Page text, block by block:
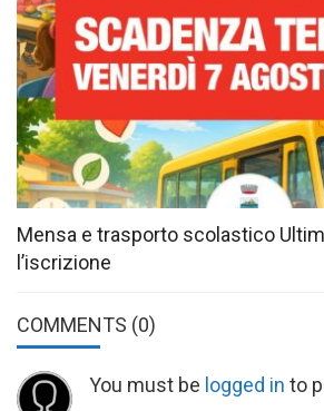
Mensa e trasporto scolastico
l’iscrizione
COMMENTS (0)
You must be logged in to